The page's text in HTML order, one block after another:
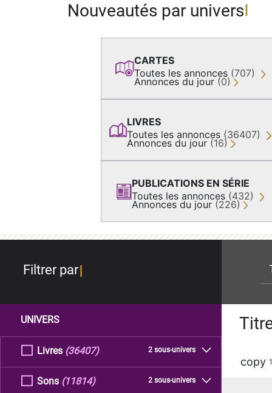
Nouveautés par univers
CARTES
Toutes les annonces (707)
Annonces du jour (0)
LIVRES
Toutes les annonces (36407)
Annonces du jour (16)
PUBLICATIONS EN SÉRIE
Toutes les annonces (432)
Annonces du jour (226)
Filtrer par
UNIVERS
Livres 2 sous-univers
(36407)
Sons 2 sous-univers
(11814)
copy